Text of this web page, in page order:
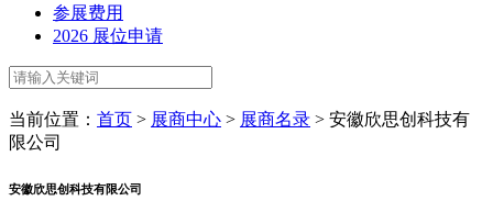
参展费用
2026 展位申请
当前位置： 首页 > 展商中心 > 展商名录 > 安徽欣思创科技有
限公司
安徽欣思创科技有限公司